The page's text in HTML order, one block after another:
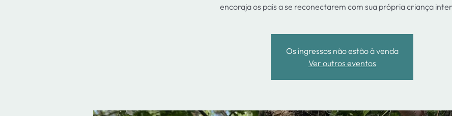
encoraja os pais a se reconectarem com sua própria criança
Os ingressos não estão à venda
Ver outros eventos